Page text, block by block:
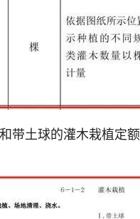
带土球的灌木栽植定